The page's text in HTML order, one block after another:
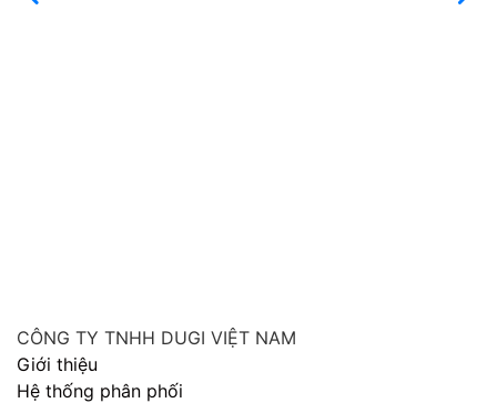
CÔNG TY TNHH DUGI VIỆT NAM
Giới thiệu
Hệ thống phân phối